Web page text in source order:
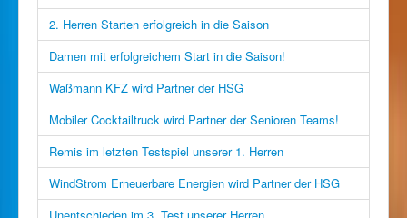
2. Herren Starten erfolgreich in die Saison
Damen mit erfolgreichem Start in die Saison!
Waßmann KFZ wird Partner der HSG
Mobiler Cocktailtruck wird Partner der Senioren Teams!
Remis im letzten Testspiel unserer 1. Herren
WindStrom Erneuerbare Energien wird Partner der HSG